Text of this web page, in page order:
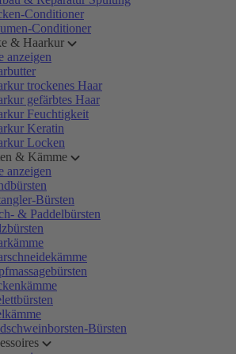
Conditioner
Conditioner
& Haarkur
anzeigen
trockenes Haar
gefärbtes Haar
Feuchtigkeit
Keratin
Locken
& Kämme
anzeigen
Bürsten
& Paddelbürsten
Bürsten